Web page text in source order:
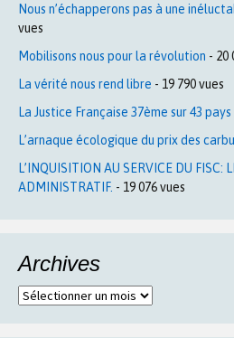
Nous n’échapperons pas à une
vues
Mobilisons nous pour la révolution - 20
La vérité nous rend libre - 19 790 vues
La Justice Française 37ème sur 43
L’arnaque écologique du prix des
L’INQUISITION AU SERVICE DU FISC:
ADMINISTRATIF. - 19 076 vues
Archives
Archives